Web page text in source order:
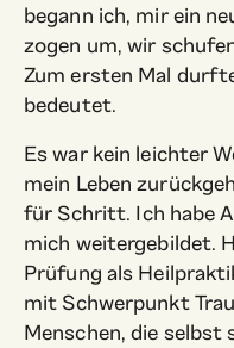
begann ich, mir ein
zogen um, wir
Zum ersten Mal
bedeutet.
Es war kein leichter
mein Leben
für Schritt. Ich habe
mich weitergebildet.
Prüfung als
mit Schwerpunkt
Menschen, die selbst